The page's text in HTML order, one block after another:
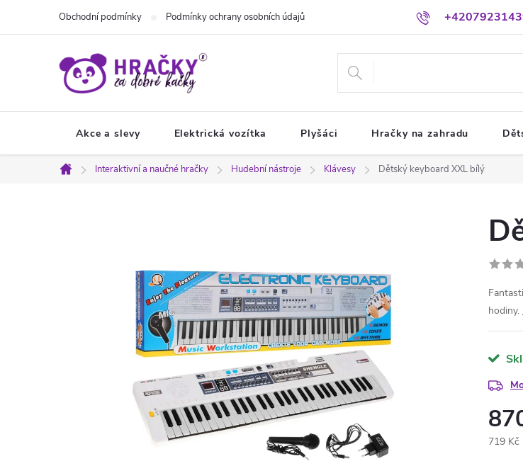
Obchodní podmínky Podmínky ochrany osobních údajů
Akce a slevy Elektrická vozítka Plyšáci Hračky na zahradu
Domů
Interaktivní a naučné hračky Hudební nástroje Klávesy Dětský keyboard XXL bílý
hodiny.
719 Kč